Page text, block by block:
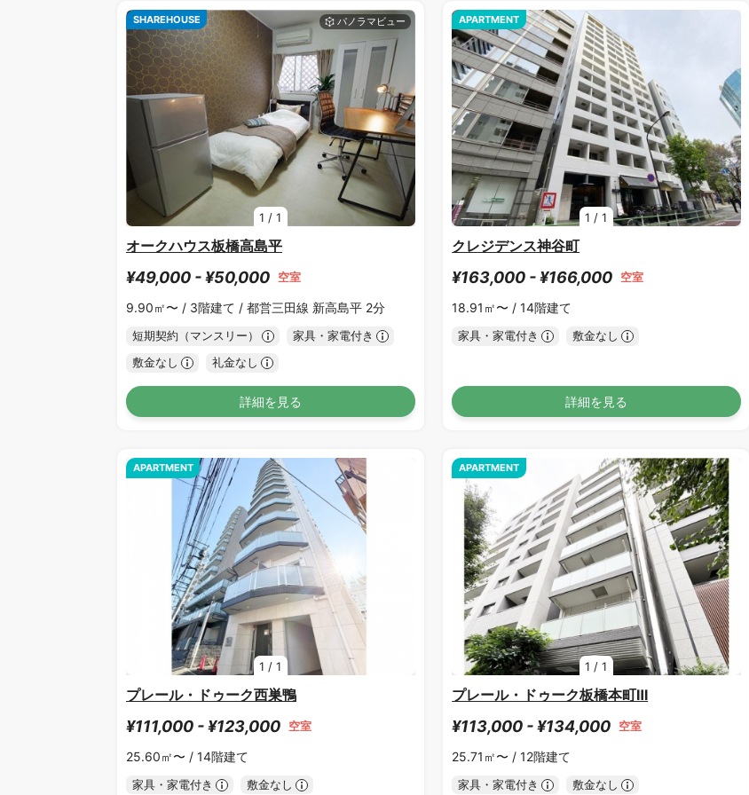
1 /1
SHAREHOUSE
オークハウス板橋高島平
¥49,000 - ¥50,000 空室
9.90㎡〜 / 3階建て / 都営三田線 新高島平 2分
短期契約（マンスリー）
家具・家電付き
敷金なし
礼金なし
詳細を見る
1 /1
APARTMENT
クレジデンス神谷町
¥163,000 - ¥166,000 空室
18.91㎡〜 /14階建て
家具・家電付き 敷金なし
詳細を見る
1 /1
APARTMENT
プレール・ドゥーク西巣鴨
¥111,000 - ¥123,000 空室
25.60㎡〜 / 14階建て
家具・家電付き 敷金なし
1 /1
APARTMENT
プレール・ドゥーク板橋本町Ⅲ
¥113,000 - ¥134,000 空室
25.71㎡〜 /12階建て
家具・家電付き 敷金なし